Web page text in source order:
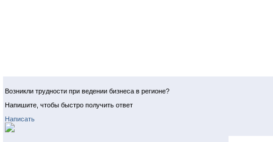
Возникли трудности при ведении бизнеса в регионе?
Напишите, чтобы быстро получить ответ
Написать